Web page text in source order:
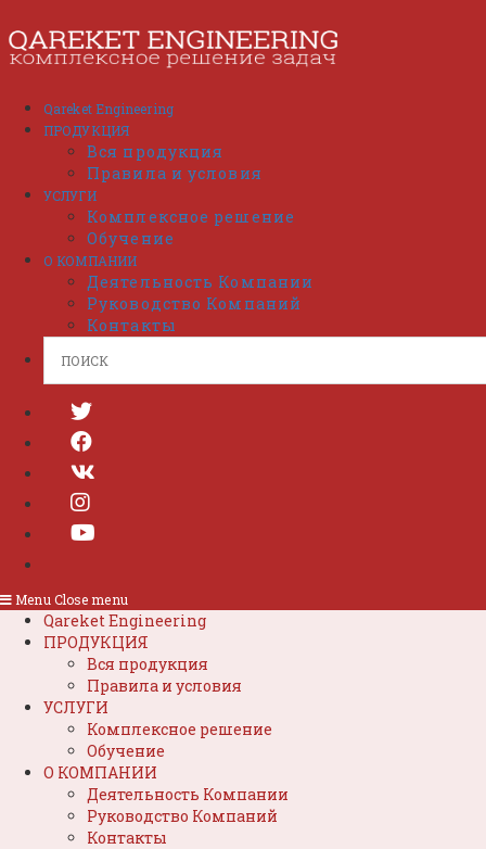
содержимому
Qareket Engineering
ПРОДУКЦИЯ
Вся продукция
Правила и условия
УСЛУГИ
Комплексное решение
Обучение
О КОМПАНИИ
Деятельность Компании
Руководство Компаний
Контакты
Menu Close menu
Qareket Engineering
ПРОДУКЦИЯ
Вся продукция
Правила и условия
УСЛУГИ
Комплексное решение
Обучение
О КОМПАНИИ
Деятельность Компании
Руководство Компаний
Контакты